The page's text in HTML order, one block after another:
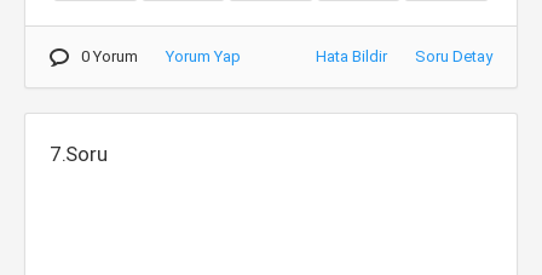
0 Yorum Yorum Yap Hata Bildir Soru Detay
7.Soru